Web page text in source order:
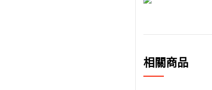
相關商品